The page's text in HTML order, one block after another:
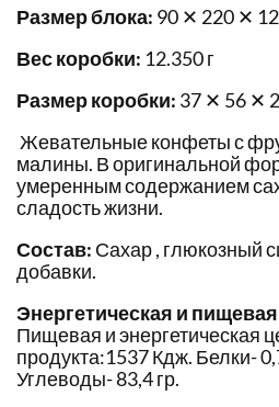
Размер блока: 90 ✕ 220 ✕
Вес коробки: 12.350 г
Размер коробки: 37 ✕ 56 ✕
Жевательные конфеты с
малины. В оригинальной
умеренным содержанием
сладость жизни.
Состав: Сахар , глюкозный
добавки.
Энергетическая и
Пищевая и энергетическая
продукта:1537 Кдж. Белки-
Углеводы- 83,4 гр.